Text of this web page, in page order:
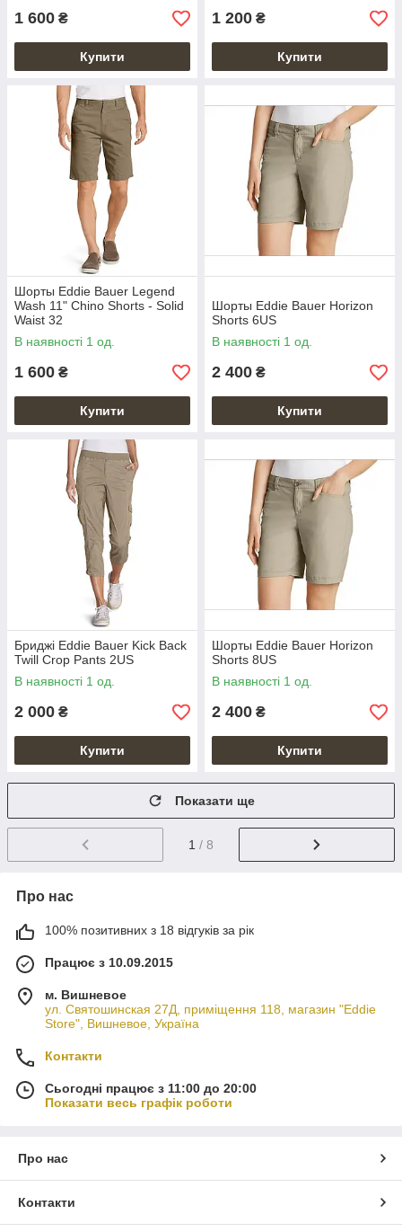
1 600 ₴
Купити
1 200 ₴
Купити
Шорты Eddie Bauer Legend
Wash 11" Chino Shorts - Solid
Waist 32
В наявності 1 од.
1 600 ₴
Купити
Шорты Eddie Bauer Horizon
Shorts 6US
В наявності 1 од.
2 400 ₴
Купити
Бриджі Eddie Bauer Kick Back
Twill Crop Pants 2US
В наявності 1 од.
2 000 ₴
Купити
Шорты Eddie Bauer Horizon
Shorts 8US
В наявності 1 од.
2 400 ₴
Купити
Показати ще
1 / 8
Про нас
100% позитивних з 18 відгуків за рік
Працює з 10.09.2015
м. Вишневое
ул. Святошинская 27Д, приміщення 118, магазин "Eddie
Store", Вишневое, Україна
Контакти
Сьогодні працює з 11:00 до 20:00
Показати весь графік роботи
Про нас
Контакти